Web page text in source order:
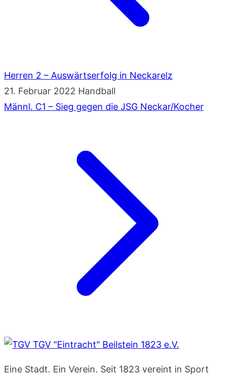
Herren 2 – Auswärtserfolg in Neckarelz
21. Februar 2022 Handball
Männl. C1 – Sieg gegen die JSG Neckar/Kocher
TGV "Eintracht" Beilstein 1823 e.V.
Eine Stadt. Ein Verein. Seit 1823 vereint in Sport